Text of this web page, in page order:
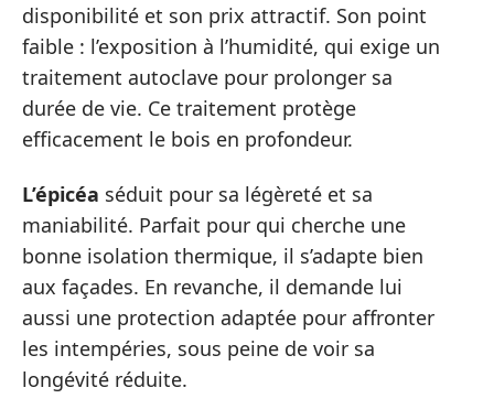
disponibilité et son prix attractif. Son point
faible : l’exposition à l’humidité, qui exige un
traitement autoclave pour prolonger sa
durée de vie. Ce traitement protège
efficacement le bois en profondeur.
L’épicéa séduit pour sa légèreté et sa
maniabilité. Parfait pour qui cherche une
bonne isolation thermique, il s’adapte bien
aux façades. En revanche, il demande lui
aussi une protection adaptée pour affronter
les intempéries, sous peine de voir sa
longévité réduite.